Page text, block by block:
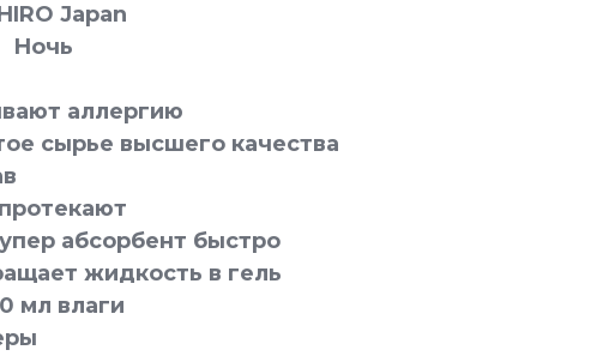
Japan
Ночь
аллергию
сырье высшего качества
абсорбент быстро
жидкость в гель
мл влаги